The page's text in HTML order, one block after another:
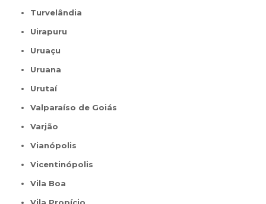
Turvelândia
Uirapuru
Uruaçu
Uruana
Urutaí
Valparaíso de Goiás
Varjão
Vianópolis
Vicentinópolis
Vila Boa